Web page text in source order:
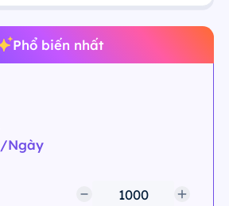
Phổ biến nhất
/Ngày